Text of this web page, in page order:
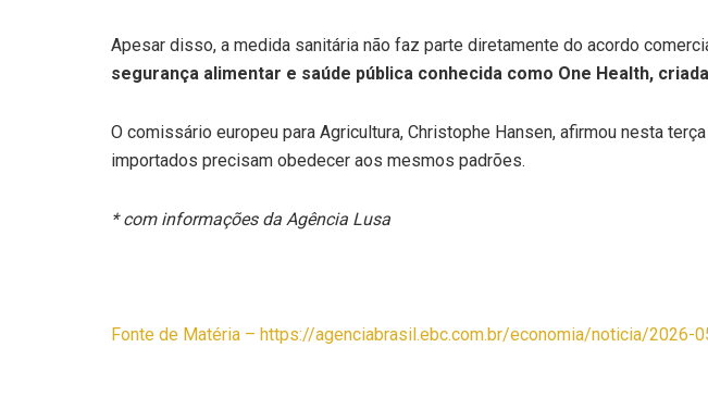
Apesar disso, a medida sanitária não faz parte diretamente do acordo
segurança alimentar e saúde pública conhecida como One Health,
O comissário europeu para Agricultura, Christophe Hansen, afirmou nesta
importados precisam obedecer aos mesmos padrões.
* com informações da Agência Lusa
Fonte de Matéria – https://agenciabrasil.ebc.com.br/economia/noticia/